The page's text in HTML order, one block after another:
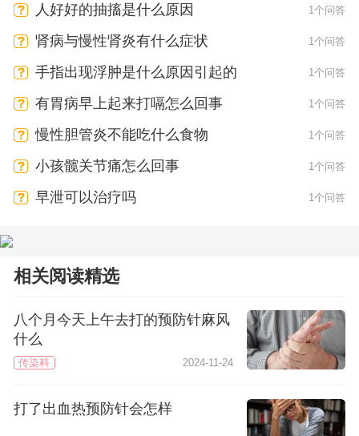
人好好的抽搐是什么原因 1个问答
肾病与慢性肾炎有什么症状 1个问答
手指出现浮肿是什么原因引起的 1个问答
有胃病早上起来打嗝怎么回事 1个问答
慢性胆管炎不能吃什么食物 1个问答
小孩髋关节痛怎么回事 1个问答
早泄可以治疗吗 1个问答
相关阅读精选
八个月今天上午去打的预防针麻风
什么
传染科 2024-11-24
打了出血热预防针会怎样